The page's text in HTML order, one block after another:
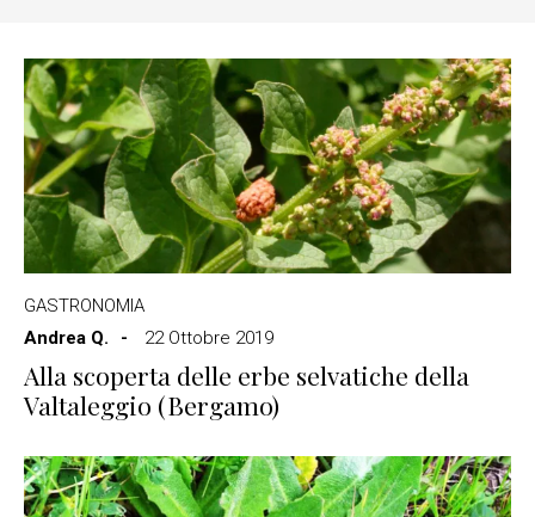
GASTRONOMIA
Andrea Q.
22 Ottobre 2019
Alla scoperta delle erbe selvatiche della
Valtaleggio (Bergamo)